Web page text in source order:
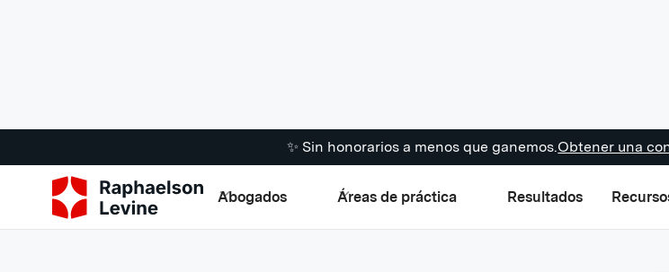
✨ Sin honorarios a menos que ganemos.Obtener una
Abogados Áreas de práctica Resultados